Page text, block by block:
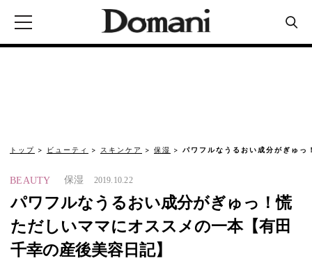
トップ ビューティ スキンケア 保湿 パワフルなうるおい成分がぎゅ
BEAUTY 保湿 2019.10.22
パワフルなうるおい成分がぎゅっ！慌
ただしいママにオススメの一本【有田
千幸の産後美容日記】